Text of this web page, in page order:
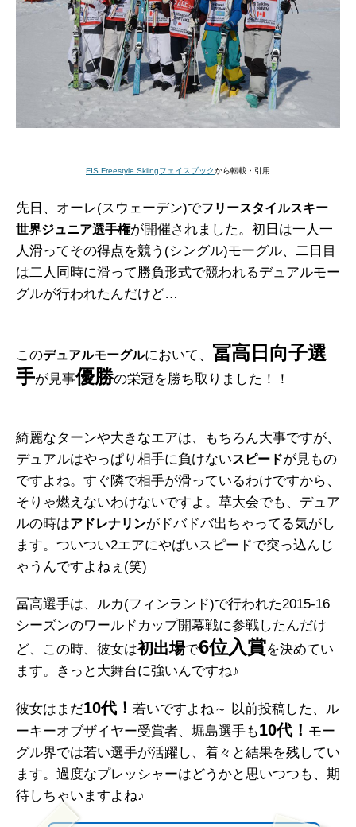
FIS Freestyle Skiingフェイスブックから転載・引用
先日、オーレ(スウェーデン)でフリースタイルスキー
世界ジュニア選手権が開催されました。初日は一人一
人滑ってその得点を競う(シングル)モーグル、二日目
は二人同時に滑って勝負形式で競われるデュアルモー
グルが行われたんだけど…
このデュアルモーグルにおいて、 冨高日向子選
手が見事優勝の栄冠を勝ち取りました！！
綺麗なターンや大きなエアは、もちろん大事ですが、
デュアルはやっぱり相手に負けないスピードが見もの
ですよね。すぐ隣で相手が滑っているわけですから、
そりゃ燃えないわけないですよ。草大会でも、デュア
ルの時はアドレナリンがドバドバ出ちゃってる気がし
ます。ついつい2エアにやばいスピードで突っ込んじ
ゃうんですよねぇ(笑)
冨高選手は、ルカ(フィンランド)で行われた2015-16
シーズンのワールドカップ開幕戦に参戦したんだけ
ど、この時、彼女は初出場で6位入賞を決めてい
ます。きっと大舞台に強いんですね♪
彼女はまだ10代！ 若いですよね～ 以前投稿した、ル
ーキーオブザイヤー受賞者、堀島選手も10代！ モー
グル界では若い選手が活躍し、着々と結果を残してい
ます。過度なプレッシャーはどうかと思いつつも、期
待しちゃいますよね♪